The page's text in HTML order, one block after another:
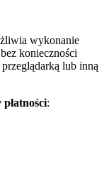
wykonanie
konieczności
lub inną
płatności: